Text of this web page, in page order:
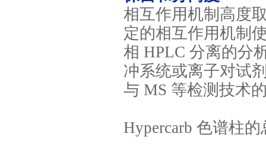
相互作用机制高度
定的相互作用机制
相 HPLC 分离的分
冲系统或离子对试
与 MS 等检测技术
Hypercarb 色谱柱的